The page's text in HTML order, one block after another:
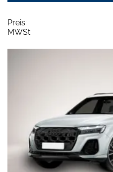
Preis:
MWSt: